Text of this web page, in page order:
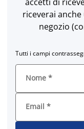
riceverai
negozio
Tutti i campi
Nome *
Email *